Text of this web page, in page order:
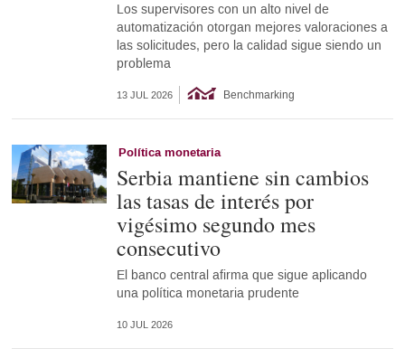
Los supervisores con un alto nivel de
automatización otorgan mejores valoraciones a
las solicitudes, pero la calidad sigue siendo un
problema
13 JUL 2026 Benchmarking
Política monetaria
Serbia mantiene sin cambios
las tasas de interés por
vigésimo segundo mes
consecutivo
El banco central afirma que sigue aplicando
una política monetaria prudente
10 JUL 2026